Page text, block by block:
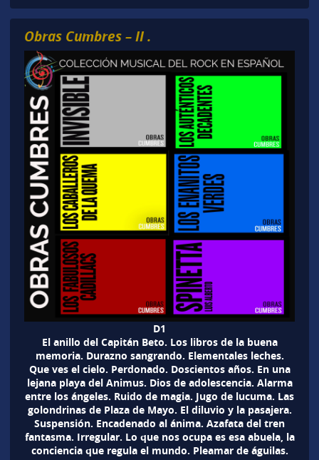
Obras Cumbres – II .
D1
El anillo del Capitán Beto. Los libros de la buena
memoria. Durazno sangrando. Elementales leches.
Que ves el cielo. Perdonado. Doscientos años. En una
lejana playa del Animus. Dios de adolescencia. Alarma
entre los ángeles. Ruido de magia. Jugo de lucuma. Las
golondrinas de Plaza de Mayo. El diluvio y la pasajera.
Suspensión. Encadenado al ánima. Azafata del tren
fantasma. Irregular. Lo que nos ocupa es esa abuela, la
conciencia que regula el mundo. Pleamar de águilas.